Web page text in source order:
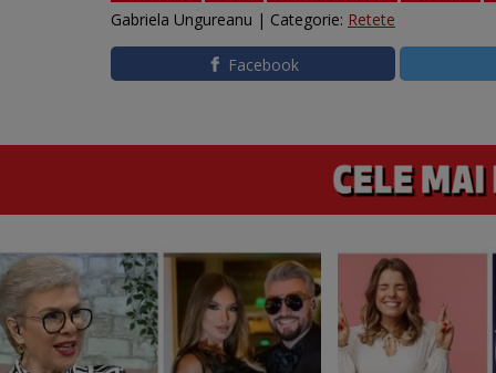
Gabriela Ungureanu | Categorie: Retete
Facebook